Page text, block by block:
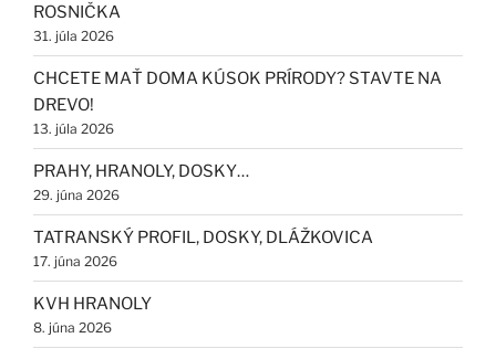
ROSNIČKA
31. júla 2026
CHCETE MAŤ DOMA KÚSOK PRÍRODY? STAVTE NA
DREVO!
13. júla 2026
PRAHY, HRANOLY, DOSKY…
29. júna 2026
TATRANSKÝ PROFIL, DOSKY, DLÁŽKOVICA
17. júna 2026
KVH HRANOLY
8. júna 2026